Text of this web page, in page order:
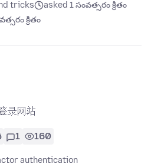
tricks
asked 1 సంవత్సరం క్రితం
క్రితం
录网站
1 160
authentication